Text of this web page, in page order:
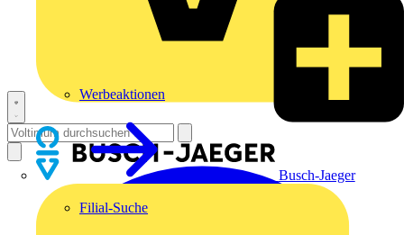
Busch-Jaeger
Werbeaktionen
Filial-Suche